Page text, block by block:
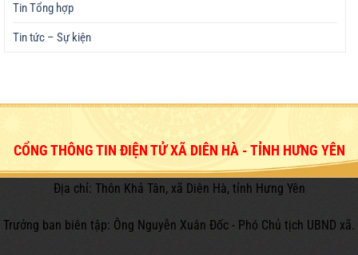
Tin Tổng hợp
Tin tức – Sự kiện
CỔNG THÔNG TIN ĐIỆN TỬ XÃ DIÊN HÀ - TỈNH HƯNG YÊN
Địa chỉ: Thôn Khả Tân, xã Diên Hà, tỉnh Hưng Yên
Trưởng ban biên tập: Ông Nguyễn Xuân Đốc - Phó Chủ tịch UBND xã.